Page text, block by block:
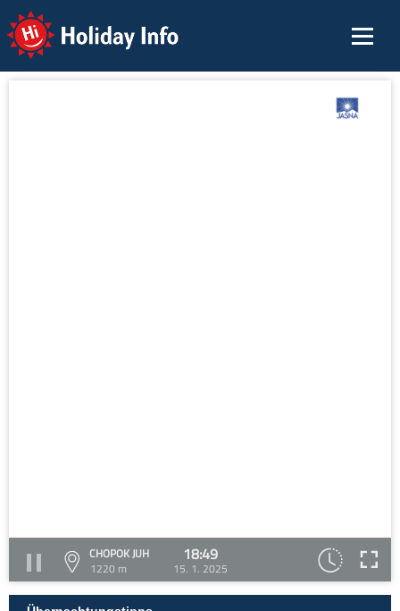
Holiday Info
CHOPOK JUH
1220 m
18:49
15. 1. 2025